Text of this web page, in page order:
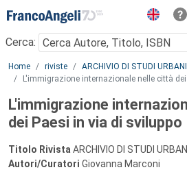
Menu
Cerca:
Main content
Home riviste ARCHIVIO DI STUDI URBANI
L'immigrazione internazionale nelle città
L'immigrazione
dei Paesi in via di sviluppo
Titolo Rivista ARCHIVIO DI STUDI
Autori/Curatori Giovanna Marconi